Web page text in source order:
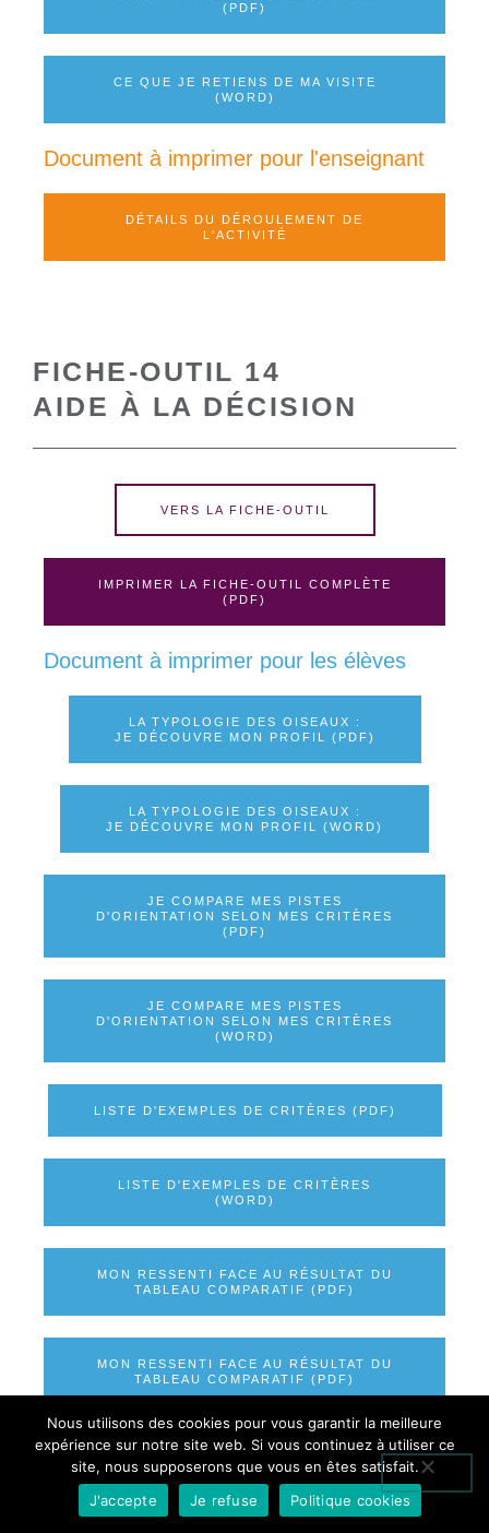
(PDF)
CE QUE JE RETIENS DE MA VISITE
(WORD)
Document à imprimer pour l'enseignant
DÉTAILS DU DÉROULEMENT DE
L'ACTIVITÉ
FICHE-OUTIL 14
AIDE À LA DÉCISION
VERS LA FICHE-OUTIL
IMPRIMER LA FICHE-OUTIL COMPLÈTE
(PDF)
Document à imprimer pour les élèves
LA TYPOLOGIE DES OISEAUX :
JE DÉCOUVRE MON PROFIL (PDF)
LA TYPOLOGIE DES OISEAUX :
JE DÉCOUVRE MON PROFIL (WORD)
JE COMPARE MES PISTES
D'ORIENTATION SELON MES CRITÈRES
(PDF)
JE COMPARE MES PISTES
D'ORIENTATION SELON MES CRITÈRES
(WORD)
LISTE D'EXEMPLES DE CRITÈRES (PDF)
LISTE D'EXEMPLES DE CRITÈRES
(WORD)
MON RESSENTI FACE AU RÉSULTAT DU
TABLEAU COMPARATIF (PDF)
MON RESSENTI FACE AU RÉSULTAT DU
TABLEAU COMPARATIF (PDF)
Document à imprimer pour l'enseignant
DÉTAILS DU DÉROULEMENT DE
L'ACTIVITÉ
Nous utilisons des cookies pour vous garantir la meilleure
expérience sur notre site web. Si vous continuez à utiliser ce
site, nous supposerons que vous en êtes satisfait.
J'accepte
Je refuse Politique cookies